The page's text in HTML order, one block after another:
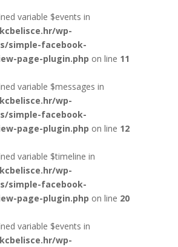
variable $events in
wp-
simple-facebook-
page-plugin.php on line 11
variable $messages in
wp-
simple-facebook-
page-plugin.php on line 12
variable $timeline in
wp-
simple-facebook-
page-plugin.php on line 20
variable $events in
wp-